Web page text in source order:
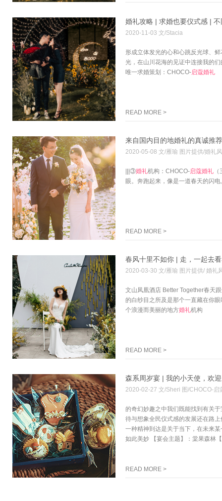
婚礼攻略 | 求婚也要仪式感 |
2020-11-03 文/Stacia
形成立体发光的心和心跳反光球、
光，在山川花海的见证中连接我的
唯一求婚策划：CHOCO-启蔻婚礼
READ MORE >
来自国内目的地婚礼的真诚推
2020-05-08 文/雁瑜 图片提供/婚礼
|||③婚礼机构：CHOCO-启蔻婚礼
眼。奔跑起来，像是一道春天的闪
READ MORE >
春风十里不如你 | 走，一起去
2020-03-30 文/雁瑜 图片提供/ 婚礼
文山凤凰酒店 Better Together春天
的白纱目之所及是那个一直藏在你
个浪漫而美丽的地方婚礼机构
READ MORE >
森系周岁宴 | 我的小天使，欢
2020-02-27 文/Sheri 图/CHOCO-启
的奇幻妙趣之中我们既能找到有关
待与想象全民仪式感的发展还在路
一种精神到达是关于当下，在未来
如此美妙 【宴会主题】：棠果森林【
READ MORE >